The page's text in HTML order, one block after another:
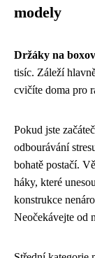
modely
Držáky na
tisíc. Záleží
cvičíte doma pro
Pokud jste
odbourávání
bohatě postačí.
háky, které
konstrukce
Neočekávejte od